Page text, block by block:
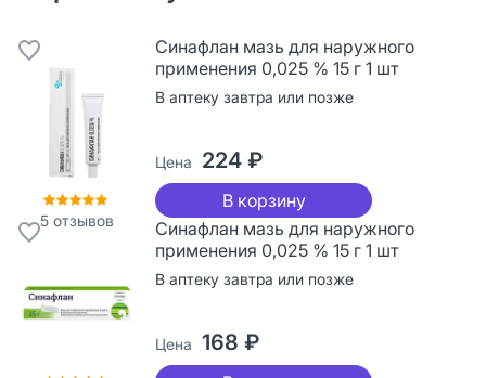
5 отзывов
Синафлан мазь для наружного
применения 0,025 % 15 г 1 шт
В аптеку завтра или позже
Цена 224 ₽
В корзину
Синафлан мазь для наружного
применения 0,025 % 15 г 1 шт
В аптеку завтра или позже
Цена 168 ₽